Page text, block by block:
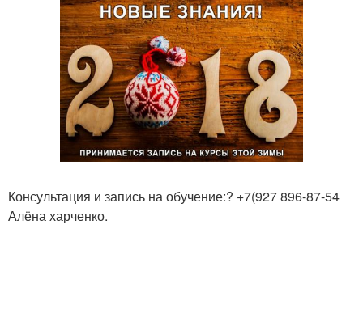
Консультация и запись на обучение:? +7(927 896-87-54
Алёна харченко.